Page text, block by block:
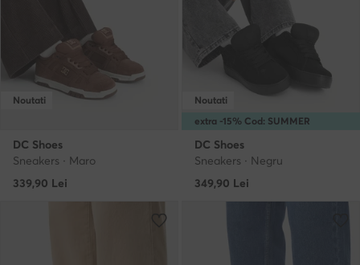
Noutati
DC Shoes
Sneakers · Maro
339,90 Lei
extra -15% Cod: SUMMER
Noutati
DC Shoes
Sneakers · Negru
349,90 Lei